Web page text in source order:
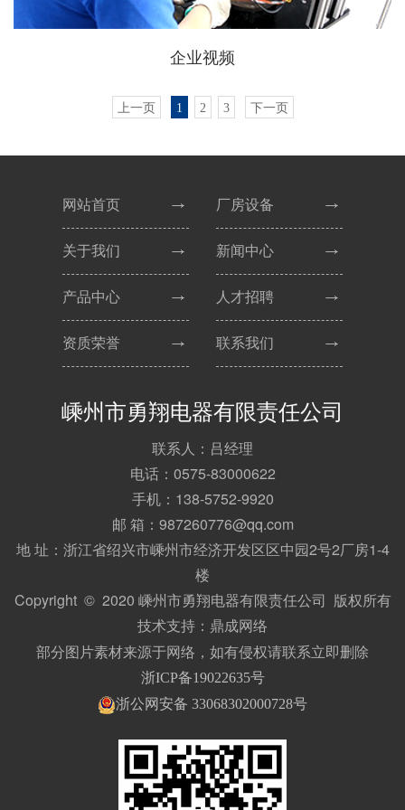
企业视频
上一页 1 2 3 下一页
嵊州市勇翔电器有限责任公司
联系人：吕经理
电话：0575-83000622
手机：138-5752-9920
邮 箱：987260776@qq.com
地 址：浙江省绍兴市嵊州市经济开发区区中园2号2厂房1-4
楼
Copyright © 2020 嵊州市勇翔电器有限责任公司 版权所有
技术支持： 鼎成网络
部分图片素材来源于网络，如有侵权请联系立即删除
浙ICP备19022635号
浙公网安备 33068302000728号
网站首页
关于我们
产品中心
资质荣誉
厂房设备
新闻中心
人才招聘
联系我们